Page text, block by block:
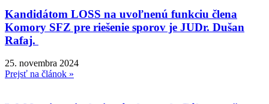
Kandidátom LOSS na uvoľnenú funkciu člena
Komory SFZ pre riešenie sporov je JUDr. Dušan
Rafaj.
25. novembra 2024
Prejsť na článok »